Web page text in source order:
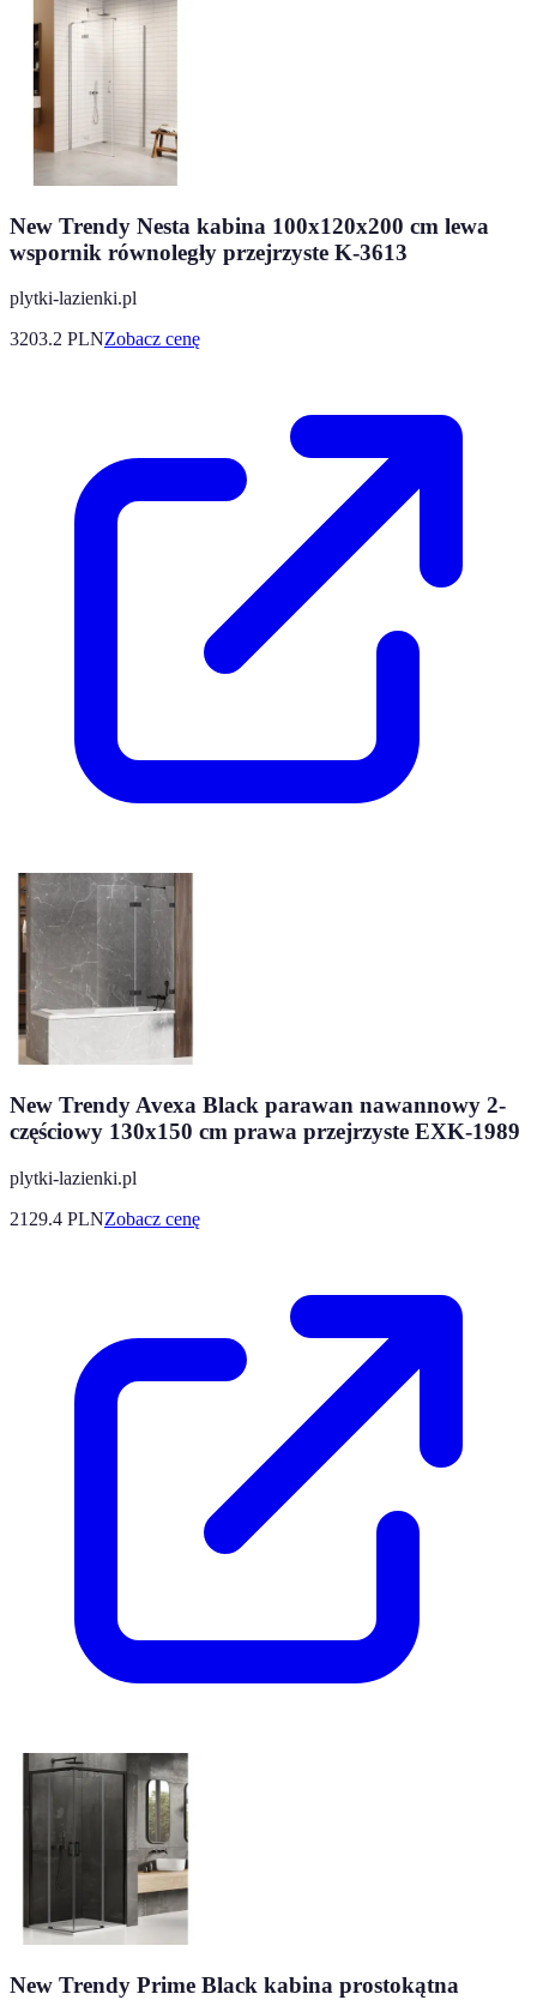
New Trendy Nesta kabina 100x120x200 cm lewa
wspornik równoległy przejrzyste K-3613
plytki-lazienki.pl
3203.2 PLNZobacz cenę
New Trendy Avexa Black parawan nawannowy 2-
częściowy 130x150 cm prawa przejrzyste EXK-1989
plytki-lazienki.pl
2129.4 PLNZobacz cenę
New Trendy Prime Black kabina prostokątna